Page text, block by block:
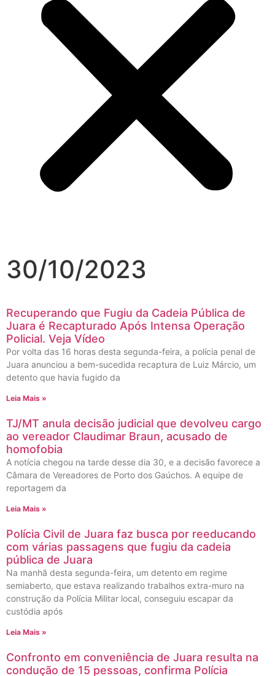
30/10/2023
Recuperando que Fugiu da Cadeia Pública de
Juara é Recapturado Após Intensa Operação
Policial. Veja Vídeo
Por volta das 16 horas desta segunda-feira, a polícia penal de
Juara anunciou a bem-sucedida recaptura de Luiz Márcio, um
detento que havia fugido da
Leia Mais »
TJ/MT anula decisão judicial que devolveu cargo
ao vereador Claudimar Braun, acusado de
homofobia
A notícia chegou na tarde desse dia 30, e a decisão favorece a
Câmara de Vereadores de Porto dos Gaúchos. A equipe de
reportagem da
Leia Mais »
Polícia Civil de Juara faz busca por reeducando
com várias passagens que fugiu da cadeia
pública de Juara
Na manhã desta segunda-feira, um detento em regime
semiaberto, que estava realizando trabalhos extra-muro na
construção da Polícia Militar local, conseguiu escapar da
custódia após
Leia Mais »
Confronto em conveniência de Juara resulta na
condução de 15 pessoas, confirma Polícia